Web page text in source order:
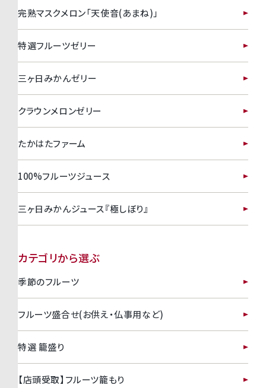
完熟マスクメロン「天使音(あまね)」
特選フルーツゼリー
三ヶ日みかんゼリー
クラウンメロンゼリー
たかはたファーム
100%フルーツジュース
三ヶ日みかんジュース『極しぼり』
カテゴリから選ぶ
季節のフルーツ
フルーツ盛合せ(お供え・仏事用など)
特選 籠盛り
【店頭受取】フルーツ籠もり